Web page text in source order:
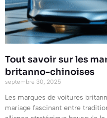
Tout savoir sur les
britanno-chinoises
septembre 30, 2025
Les marques de voitures
mariage fascinant entre